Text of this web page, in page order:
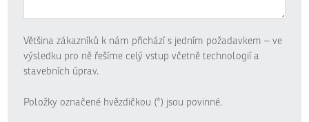
Většina zákazníků k nám přichází s jedním požadavkem – ve
výsledku pro ně řešíme celý vstup včetně technologií a
stavebních úprav.
Položky označené hvězdičkou (*) jsou povinné.